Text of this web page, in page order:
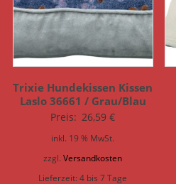
Trixie Hundekissen Kissen
Laslo 36661 / Grau/Blau
Preis: 26,59€
inkl. 19 % MwSt.
zzgl.Versandkosten
Lieferzeit:4 bis 7 Tage